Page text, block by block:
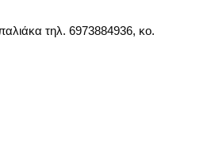
τηλ. 6973884936, κο.